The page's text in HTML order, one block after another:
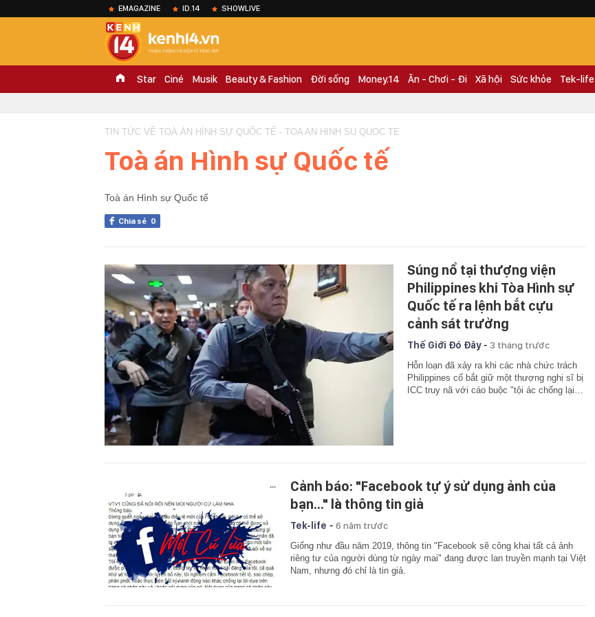
EMAGAZINE ID.14 SHOWLIVE
Star Ciné Musik Beauty & Fashion Đời sống Money.14 Ăn - Chơi - Đi Xã hội Sức khỏe Tek-life
TIN TỨC VỀ TOÀ ÁN HÌNH SỰ QUỐC TẾ - TOA AN HINH SU QUOC TE
Toà án Hình sự Quốc tế
Toà án Hình sự Quốc tế
Chia sẻ 0
Súng nổ tại thượng viện
Philippines khi Tòa Hình sự
Quốc tế ra lệnh bắt cựu
cảnh sát trưởng
Thế Giới Đó Đây- 3 tháng trước
Hỗn loạn đã xảy ra khi các nhà chức trách
Philippines cố bắt giữ một thượng nghị sĩ bị
ICC truy nã với cáo buộc "tội ác chống lại…
Cảnh báo: "Facebook tự ý sử dụng ảnh của
bạn..." là thông tin giả
Tek-life - 6 năm trước
Giống như đầu năm 2019, thông tin "Facebook sẽ công khai tất cả ảnh
riêng tư của người dùng từ ngày mai" đang được lan truyền mạnh tại Việt
Nam, nhưng đó chỉ là tin giả.